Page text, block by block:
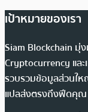
เป้าหมายของเรา
Siam Blockchain มุ่
Cryptocurrency และ
รวบรวมข้อมูลส่วนให
แปลส่งตรงถึงฟีดคุณ